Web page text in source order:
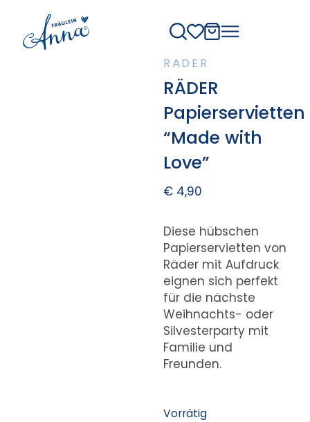
RÄDER
RÄDER
Papierservietten
“Made with
Love”
€4,90
Diese hübschen
Papierservietten von
Räder mit Aufdruck
eignen sich perfekt
für die nächste
Weihnachts- oder
Silvesterparty mit
Familie und
Freunden.
Vorrätig